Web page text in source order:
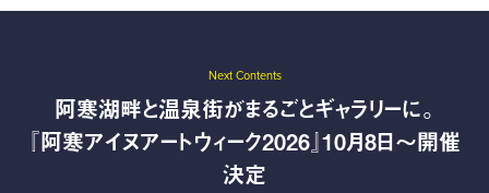
Next Contents
阿寒湖畔と温泉街がまるごとギャラリーに。
『阿寒アイヌアートウィーク2026』10月8日〜開催
決定